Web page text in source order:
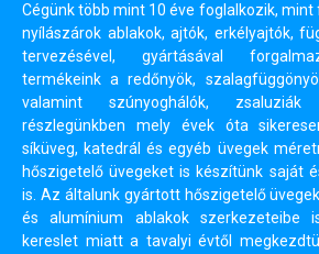
Cégünk több mint 10 éve foglalkozik,
nyílászárok ablakok, ajtók, erkélyajtók,
tervezésével, gyártásával
termékeink a redőnyök,
valamint szúnyoghálók, zsaluziák
részlegünkben mely évek óta
síküveg, katedrál és egyéb üvegek
hőszigetelő üvegeket is készítünk saját
is. Az általunk gyártott hőszigetelő
és alumínium ablakok szerkezeteibe
kereslet miatt a tavalyi évtől